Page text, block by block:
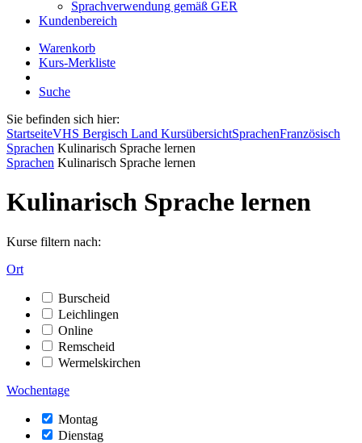
Sprachverwendung gemäß GER
Kundenbereich
Warenkorb
Kurs-Merkliste
Suche
Sie befinden sich hier:
StartseiteVHS Bergisch Land KursübersichtSprachenFranzösisch
Sprachen Kulinarisch Sprache lernen
Sprachen Kulinarisch Sprache lernen
Kulinarisch Sprache lernen
Kurse filtern nach:
Ort
Burscheid
Leichlingen
Online
Remscheid
Wermelskirchen
Wochentage
Montag
Dienstag